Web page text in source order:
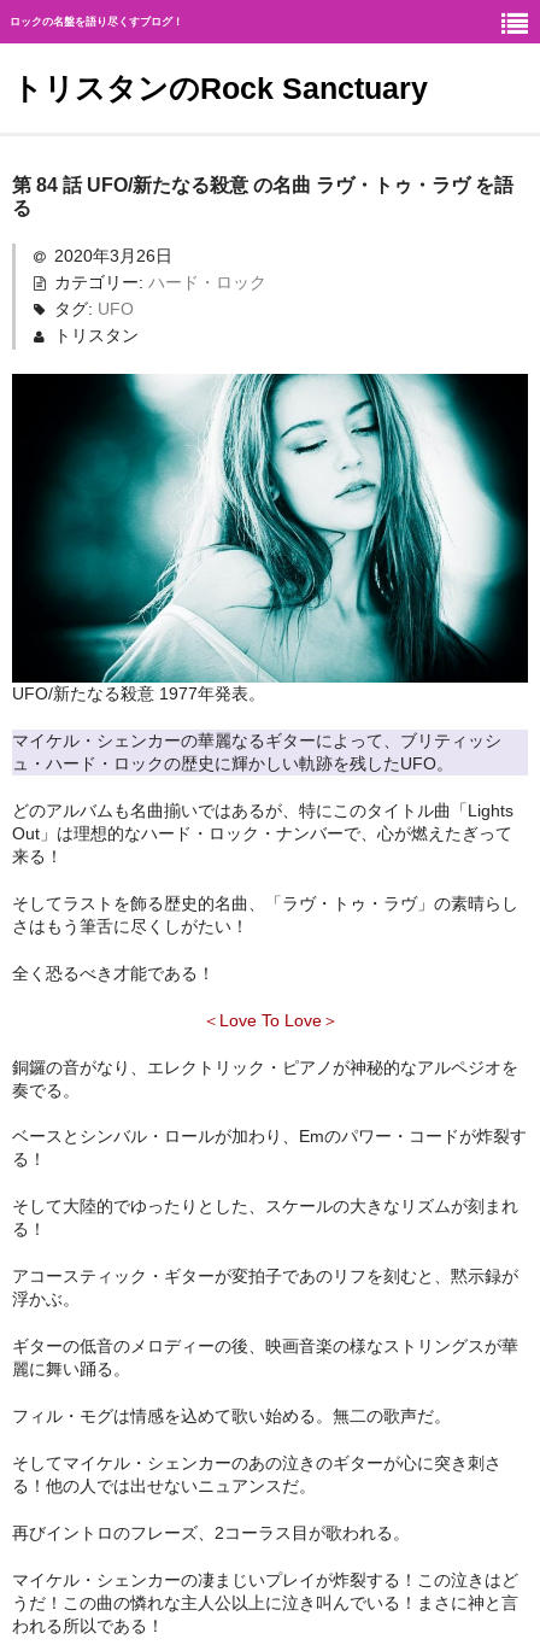
ロックの名盤を語り尽くすブログ！
トリスタンのRock Sanctuary
ハード・ロック
ギタリスト
北欧メタル
メロディアス・ロック
ヘヴィ・メタル
ジャーマン・メタル
アメリカン・メタル
ブリティッシュ・ロック
イタリアン・ロック
日本のプログレ
ジャパニーズ
メンバー
第 84 話 UFO/新たなる殺意 の名曲 ラヴ・トゥ・ラヴ を語
る
2020年3月26日
カテゴリー: ハード・ロック
タグ: UFO
トリスタン
UFO/新たなる殺意 1977年発表。
マイケル・シェンカーの華麗なるギターによって、ブリティッシ
ュ・ハード・ロックの歴史に輝かしい軌跡を残したUFO。
どのアルバムも名曲揃いではあるが、特にこのタイトル曲「Lights
Out」は理想的なハード・ロック・ナンバーで、心が燃えたぎって
来る！
そしてラストを飾る歴史的名曲、「ラヴ・トゥ・ラヴ」の素晴らし
さはもう筆舌に尽くしがたい！
全く恐るべき才能である！
＜Love To Love＞
銅鑼の音がなり、エレクトリック・ピアノが神秘的なアルペジオを
奏でる。
ベースとシンバル・ロールが加わり、Emのパワー・コードが炸裂す
る！
そして大陸的でゆったりとした、スケールの大きなリズムが刻まれ
る！
アコースティック・ギターが変拍子であのリフを刻むと、黙示録が
浮かぶ。
ギターの低音のメロディーの後、映画音楽の様なストリングスが華
麗に舞い踊る。
フィル・モグは情感を込めて歌い始める。無二の歌声だ。
そしてマイケル・シェンカーのあの泣きのギターが心に突き刺さ
る！他の人では出せないニュアンスだ。
再びイントロのフレーズ、2コーラス目が歌われる。
マイケル・シェンカーの凄まじいプレイが炸裂する！この泣きはど
うだ！この曲の憐れな主人公以上に泣き叫んでいる！まさに神と言
われる所以である！